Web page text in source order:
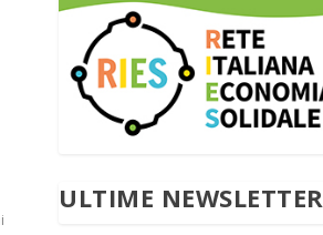
ULTIME NEWSLETTER